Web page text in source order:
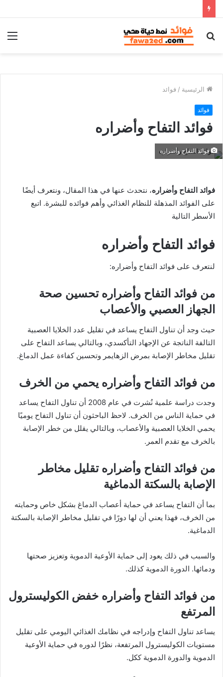
بحث
الرئيسية / فوائد
فوائد
فوائد التفاح وأضراره
فوائد التفاح وأضراره
فوائد التفاح وأضراره، نتحدث عنها في هذا المقال، ونتعرف أيضًا
على الفوائد المذهلة للنظام الغذائي وأهم فوائده للبشرة. اتبع
الأسطر التالية
فوائد التفاح وأضراره
لنتعرف على فوائد التفاح وأضراره:
من فوائد التفاح وأضراره تحسين صحة
الجهاز العصبي والأعصاب
حيث وجد أن تناول التفاح يساعد في تقليل عدد الخلايا العصبية
التالفة الناتجة عن الإجهاد التأكسدي، وبالتالي يساعد التفاح على
تقليل مخاطر الإصابة بمرض الزهايمر وتحسين كفاءة عمل الدماغ.
من فوائد التفاح وأضراره يحمي من الخرف
وجدت دراسة علمية نُشرت في عام 2008 أن تناول التفاح يساعد
في حماية الناس من الخرف. لاحظ الباحثون أن تناول التفاح يوميًا
يحمي الخلايا العصبية والأعصاب، وبالتالي يقلل من خطر الإصابة
بالخرف مع تقدم العمر.
من فوائد التفاح وأضراره تقليل مخاطر
الإصابة بالسكتة الدماغية
بما أن التفاح يساعد في حماية أعصاب الدماغ بشكل خاص وحمايته
من الخرف، فهذا يعني أن لها دورًا في تقليل مخاطر الإصابة بالسكتة
الدماغية.
والسبب في ذلك يعود إلى حماية الأوعية الدموية وتعزيز صحتها
ودمائها. الدورة الدموية كذلك.
من فوائد التفاح وأضراره خفض الكوليسترول
المرتفع
يساعد تناول التفاح وإدراجه في نظامك الغذائي اليومي على تقليل
مستويات الكوليسترول المرتفعة، نظرًا لدوره في حماية الأوعية
الدموية والدورة الدموية ككل.